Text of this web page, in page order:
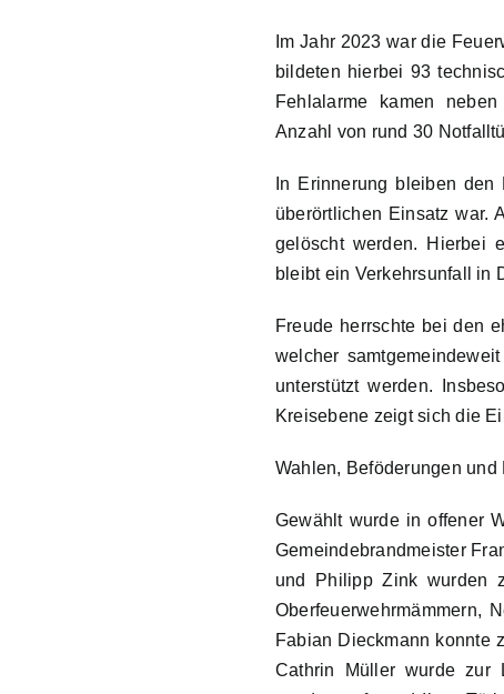
Im Jahr 2023 war die
bildeten hierbei 93
Fehlalarme kamen
Anzahl von rund 30
In Erinnerung bleiben
überörtlichen Einsatz war.
gelöscht werden. Hierbei
bleibt ein Verkehrsunfall in
Freude herrschte bei den
welcher
unterstützt werden.
Kreisebene zeigt sich die
Wahlen, Beföderungen und
Gewählt wurde in offener
Gemeindebrandmeister
und Philipp Zink wurden
Oberfeuerwehrmämmern,
Fabian Dieckmann konnte
Cathrin Müller wurde zur